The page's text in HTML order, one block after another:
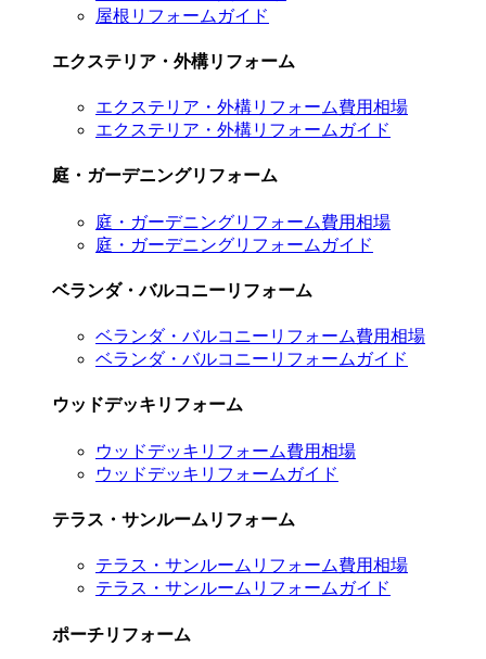
屋根リフォームガイド
エクステリア・外構リフォーム
エクステリア・外構リフォーム費用相場
エクステリア・外構リフォームガイド
庭・ガーデニングリフォーム
庭・ガーデニングリフォーム費用相場
庭・ガーデニングリフォームガイド
ベランダ・バルコニーリフォーム
ベランダ・バルコニーリフォーム費用相場
ベランダ・バルコニーリフォームガイド
ウッドデッキリフォーム
ウッドデッキリフォーム費用相場
ウッドデッキリフォームガイド
テラス・サンルームリフォーム
テラス・サンルームリフォーム費用相場
テラス・サンルームリフォームガイド
ポーチリフォーム